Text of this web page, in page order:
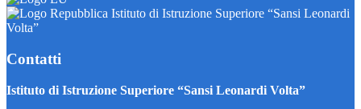
Istituto di Istruzione Superiore “Sansi Leonardi
Volta”
Contatti
Istituto di Istruzione Superiore “Sansi Leonardi Volta”